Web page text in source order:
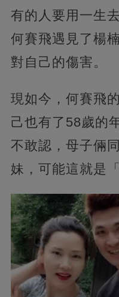
有的人要用一生
何賽飛遇見了楊
對自己的傷害。
現如今，何賽飛
己也有了58歲的
不敢認，母子倆
妹，可能這就是